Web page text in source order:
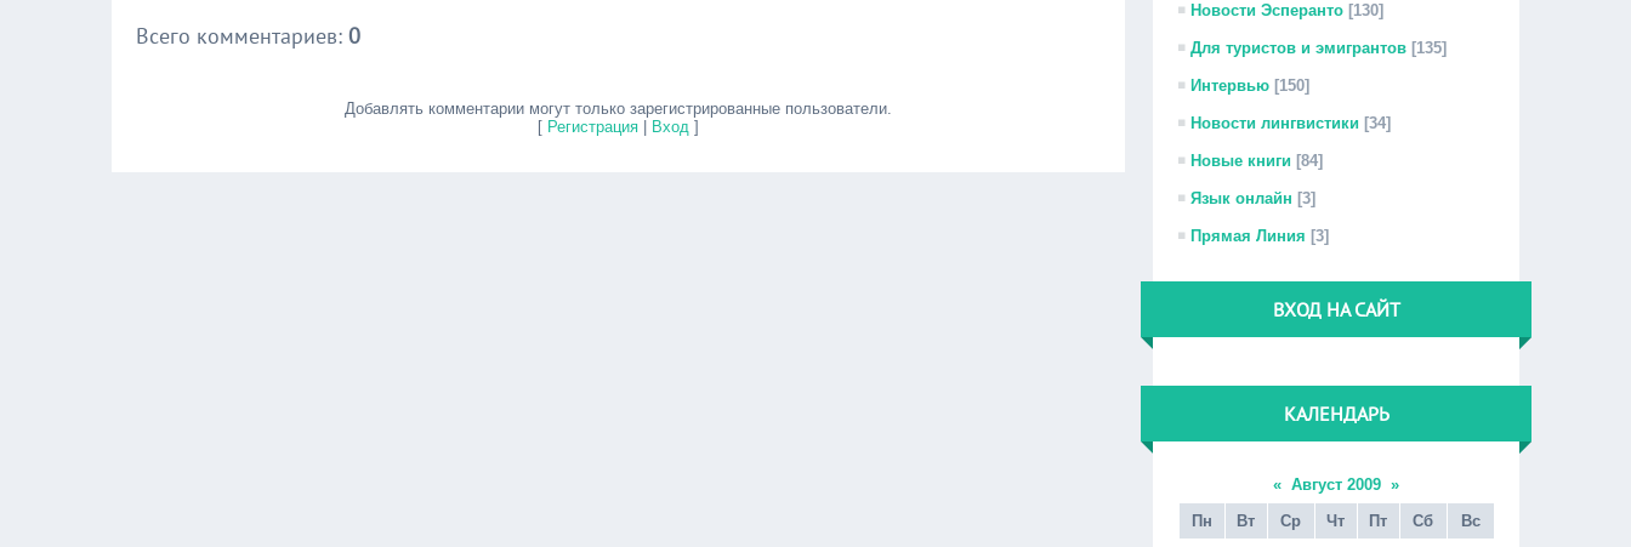
Всего комментариев: 0
Добавлять комментарии могут только зарегистрированные пользователи.
[ Регистрация Вход ]
Новости Эсперанто [130]
Для туристов и эмигрантов [135]
Интервью [150]
Новости лингвистики [34]
Новые книги [84]
Язык онлайн [3]
Прямая Линия [3]
ВХОД НА САЙТ
КАЛЕНДАРЬ
« Август 2009 »
Пн
Вт Ср Чт Пт Сб Вс